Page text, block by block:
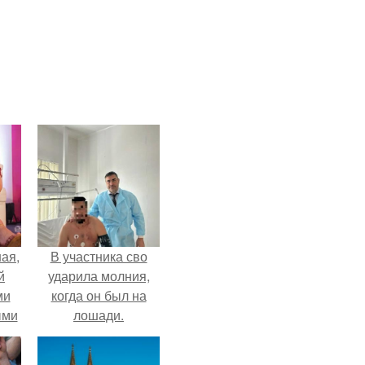
В участника сво
ударила молния,
когда он был на
лошади.